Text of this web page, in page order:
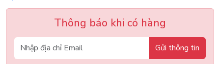
Thông báo khi có hàng
Gửi thông tin